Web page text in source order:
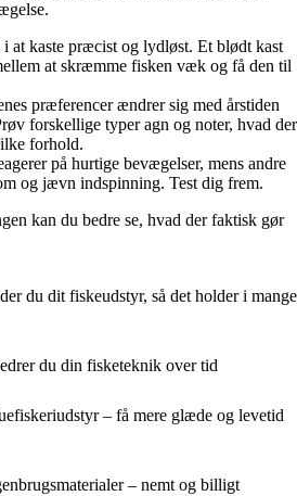
at kaste præcist og lydløst. Et blødt kast
at skræmme fisken væk og få den til
præferencer ændrer sig med årstiden
forskellige typer agn og noter, hvad der
forhold.
på hurtige bevægelser, mens andre
og jævn indspinning. Test dig frem.
kan du bedre se, hvad der faktisk gør
du dit fiskeudstyr, så det holder i mange
du din fisketeknik over tid
– få mere glæde og levetid
– nemt og billigt